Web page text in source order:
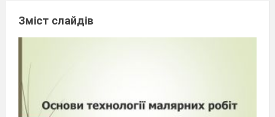
Зміст слайдів